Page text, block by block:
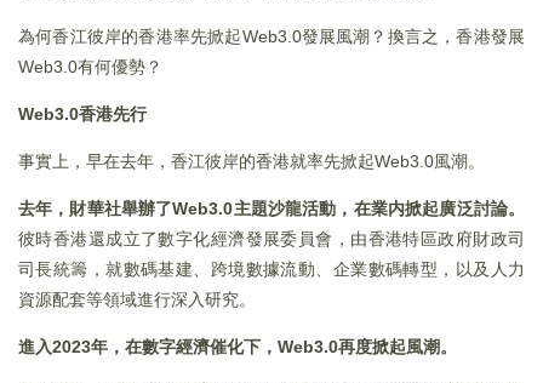
為何香江彼岸的香港率先掀起Web3.0發展風潮？換言之，香港發展
Web3.0有何優勢？
Web3.0香港先行
事實上，早在去年，香江彼岸的香港就率先掀起Web3.0風潮。
去年，財華社舉辦了Web3.0主題沙龍活動，在業内掀起廣泛討論。
彼時香港還成立了數字化經濟發展委員會，由香港特區政府財政司
司長統籌，就數碼基建、跨境數據流動、企業數碼轉型，以及人力
資源配套等領域進行深入研究。
進入2023年，在數字經濟催化下，Web3.0再度掀起風潮。